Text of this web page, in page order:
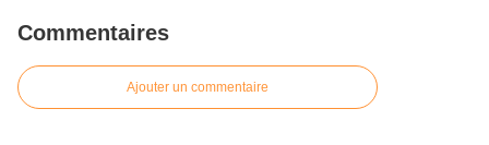
Commentaires
Ajouter un commentaire